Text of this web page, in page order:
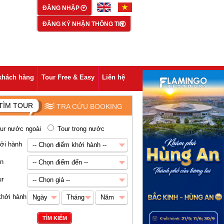
ĐĂNG NHẬP
ĐĂNG KÝ NHẬN THÔNG TIN
hàng Tour Free & Easy Liên hệ
TOUR TRA CỨU BOOKING
nước ngoài Tour trong nước
hành
-- Chọn điểm khởi hành --
-- Chọn điểm khởi hành --
Hà Nội
-- Chọn điểm đến --
-- Chọn điểm đến --
Châu Á
Abu Dhabi
Ai Cập
-- Chọn giá --
-- Chọn giá --
hành
Ngày
Ngày
Tháng
Tháng
Năm
TÌM KIẾM